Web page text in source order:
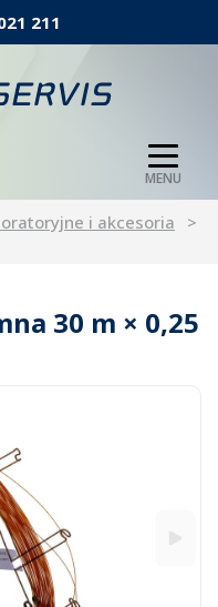
211
MENU
i akcesoria
30 m × 0,25